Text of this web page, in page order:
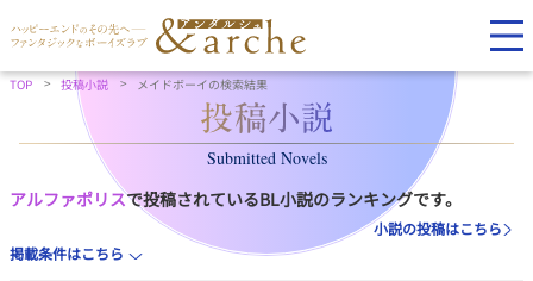
TOP 投稿小説 メイドボーイの検索結果
Submitted Novels
アルファポリスで投稿されているBL小説のランキングです。
小説の投稿はこちら
掲載条件はこちら